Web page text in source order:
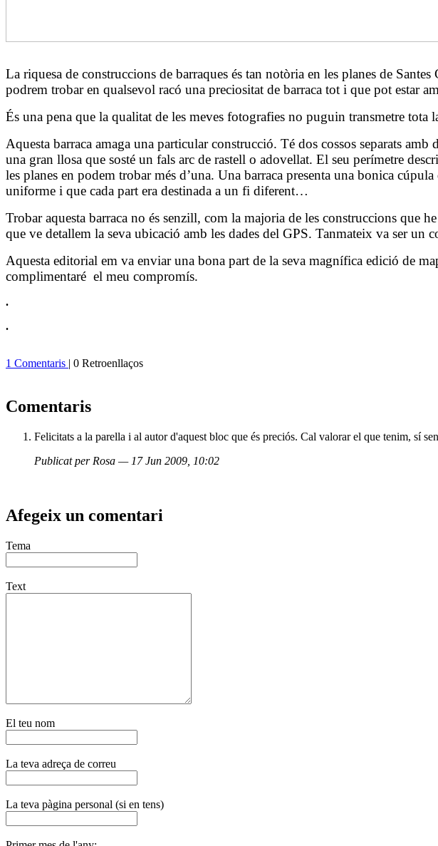
La riquesa de construccions de barraques és tan notòria en les planes de
podrem trobar en qualsevol racó una preciositat de barraca tot i que pot estar
És una pena que la qualitat de les meves fotografies no puguin transmetre tota
Aquesta barraca amaga una particular construcció. Té dos cossos separats
una gran llosa que sosté un fals arc de rastell o adovellat. El seu perímetre
les planes en podem trobar més d’una. Una barraca presenta una bonica
uniforme i que cada part era destinada a un fi diferent…
Trobar aquesta barraca no és senzill, com la majoria de les construccions que
que ve detallem la seva ubicació amb les dades del GPS. Tanmateix va ser
Aquesta editorial em va enviar una bona part de la seva magnífica edició de
complimentaré el meu compromís.
.
.
1 Comentaris | 0 Retroenllaços
Comentaris
Felicitats a la parella i al autor d'aquest bloc que és preciós. Cal valorar el que tenim, sí
Publicat per Rosa — 17 Jun 2009, 10:02
Afegeix un comentari
Tema
Text
El teu nom
La teva adreça de correu
La teva pàgina personal (si en tens)